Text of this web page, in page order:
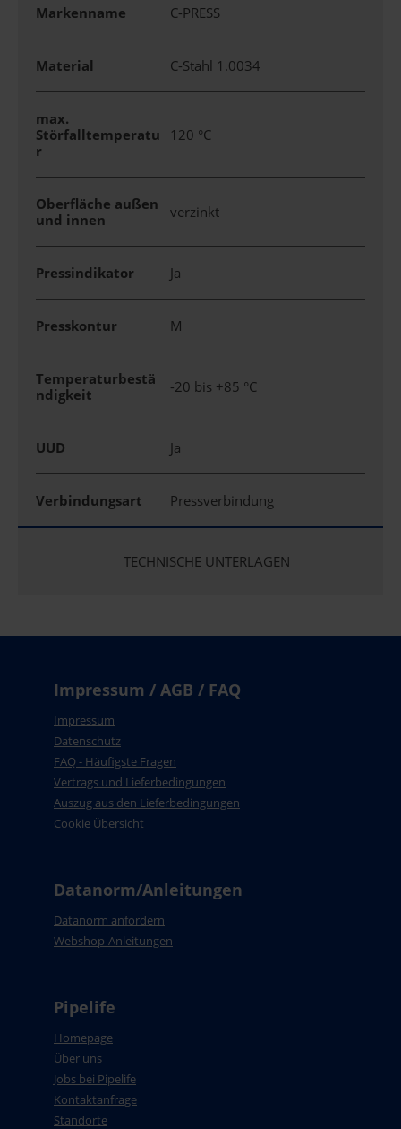
Markenname C-PRESS
Material C-Stahl 1.0034
max.
Störfalltemperatu
r
120 °C
Oberfläche außen
und innen
verzinkt
Pressindikator Ja
Presskontur M
Temperaturbestä
ndigkeit
-20 bis +85 °C
UUD Ja
Verbindungsart Pressverbindung
TECHNISCHE UNTERLAGEN
Impressum / AGB / FAQ
Impressum
Datenschutz
FAQ - Häufigste Fragen
Vertrags und Lieferbedingungen
Auszug aus den Lieferbedingungen
Cookie Übersicht
Datanorm/Anleitungen
Datanorm anfordern
Webshop-Anleitungen
Pipelife
Homepage
Über uns
Jobs bei Pipelife
Kontaktanfrage
Standorte